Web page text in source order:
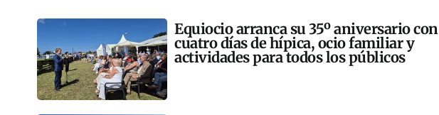
Equiocio arranca su 35º aniversario con
cuatro días de hípica, ocio familiar y
actividades para todos los públicos